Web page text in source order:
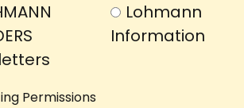
Lohmann
Information
Permissions